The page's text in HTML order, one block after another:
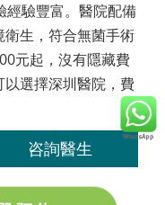
經驗豐富。醫院配備
生，符合無菌手術
元起，沒有隱藏費
選擇深圳醫院，費
咨詢醫生